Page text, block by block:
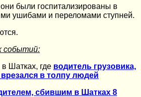
были госпитализированы в
ушибами и переломами ступней.
событий:
Шатках, где водитель грузовика,
в толпу людей
сбившим в Шатках 8